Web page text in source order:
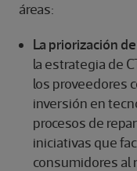
áreas:
La priorización
la estrategia de
los proveedores
inversión en
procesos de
iniciativas que
consumidores al